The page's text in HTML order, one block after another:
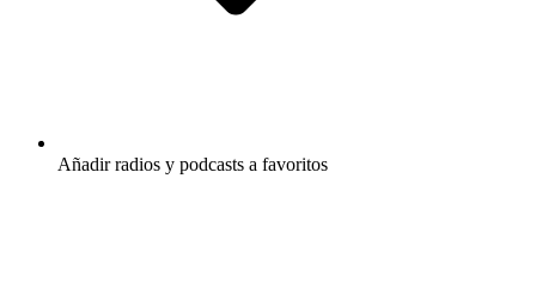
Añadir radios y podcasts a favoritos